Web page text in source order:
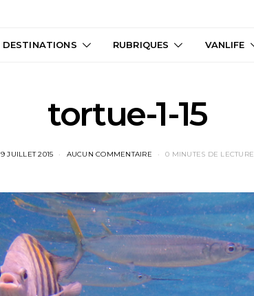
DESTINATIONS RUBRIQUES VANLIFE
tortue-1-15
9 JUILLET 2015 AUCUN COMMENTAIRE 0 MINUTES DE LECTURE